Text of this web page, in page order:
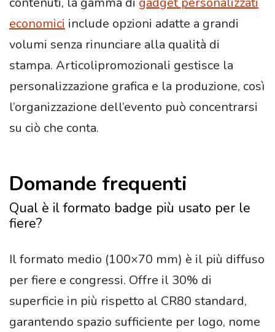
economici include opzioni adatte a grandi
volumi senza rinunciare alla qualità di
stampa. Articolipromozionali gestisce la
personalizzazione grafica e la produzione, così
l’organizzazione dell’evento può concentrarsi
su ciò che conta.
Domande frequenti
Qual è il formato badge più usato per le
fiere?
Il formato medio (100×70 mm) è il più diffuso
per fiere e congressi. Offre il 30% di
superficie in più rispetto al CR80 standard,
garantendo spazio sufficiente per logo, nome